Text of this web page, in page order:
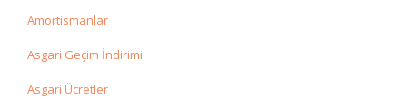
Amortismanlar
Asgari Geçim İndirimi
Asgari Ücretler